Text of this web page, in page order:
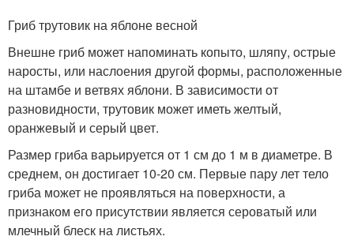
Гриб трутовик на яблоне весной
Внешне гриб может напоминать копыто, шляпу, острые
наросты, или наслоения другой формы, расположенные
на штамбе и ветвях яблони. В зависимости от
разновидности, трутовик может иметь желтый,
оранжевый и серый цвет.
Размер гриба варьируется от 1 см до 1 м в диаметре. В
среднем, он достигает 10-20 см. Первые пару лет тело
гриба может не проявляться на поверхности, а
признаком его присутствии является сероватый или
млечный блеск на листьях.